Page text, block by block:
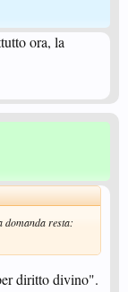
ora, la
domanda resta:
diritto divino".